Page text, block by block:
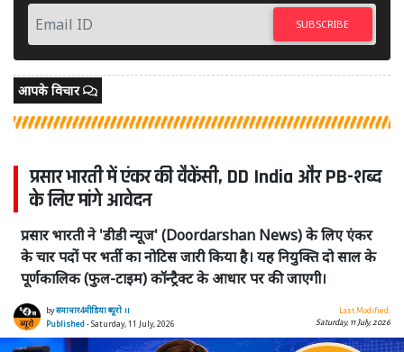
SUBSCRIBE
आपके विचार
प्रसार भारती में एंकर की वैकेंसी, DD India और PB-शब्द
के लिए मांगे आवेदन
प्रसार भारती ने 'डीडी न्यूज' (Doordarshan News) के लिए एंकर
के चार पदों पर भर्ती का नोटिस जारी किया है। यह नियुक्ति दो साल के
पूर्णकालिक (फुल-टाइम) कॉन्ट्रैक्ट के आधार पर की जाएगी।
byसमाचार4मीडिया ब्यूरो ।।
Published- Saturday, 11 July, 2026
Last Modified:
Saturday, 11 July, 2026